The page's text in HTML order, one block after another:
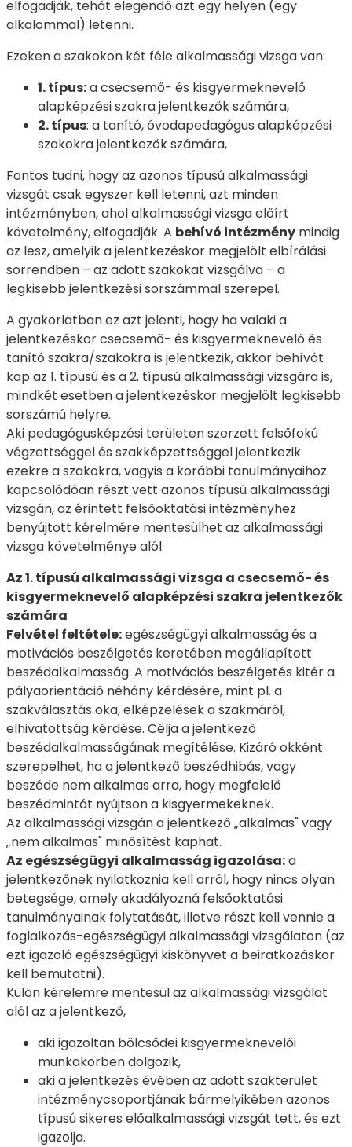
elfogadják, tehát elegendő azt egy helyen (egy
alkalommal) letenni.
Ezeken a szakokon két féle alkalmassági vizsga van:
1. típus:a csecsemő- és kisgyermeknevelő
alapképzési szakra jelentkezők számára,
2. típus: a tanító, óvodapedagógus alapképzési
szakokra jelentkezők számára,
Fontos tudni, hogy az azonos típusú alkalmassági
vizsgát csak egyszer kell letenni, azt minden
intézményben, ahol alkalmassági vizsga előírt
követelmény, elfogadják. A behívó intézmény mindig
az lesz, amelyik a jelentkezéskor megjelölt elbírálási
sorrendben – az adott szakokat vizsgálva – a
legkisebb jelentkezési sorszámmal szerepel.
A gyakorlatban ez azt jelenti, hogy ha valaki a
jelentkezéskor csecsemő- és kisgyermeknevelő és
tanító szakra/szakokra is jelentkezik, akkor behívót
kap az 1. típusú és a 2. típusú alkalmassági vizsgára is,
mindkét esetben a jelentkezéskor megjelölt legkisebb
sorszámú helyre.
Aki pedagógusképzési területen szerzett felsőfokú
végzettséggel és szakképzettséggel jelentkezik
ezekre a szakokra, vagyis a korábbi tanulmányaihoz
kapcsolódóan részt vett azonos típusú alkalmassági
vizsgán, az érintett felsőoktatási intézményhez
benyújtott kérelmére mentesülhet az alkalmassági
vizsga követelménye alól.
Az 1. típusú alkalmassági vizsga a csecsemő- és
kisgyermeknevelő alapképzési szakra jelentkezők
számára
Felvétel feltétele:egészségügyi alkalmasság és a
motivációs beszélgetés keretében megállapított
beszédalkalmasság. A motivációs beszélgetés kitér a
pályaorientáció néhány kérdésére, mint pl. a
szakválasztás oka, elképzelések a szakmáról,
elhivatottság kérdése. Célja a jelentkező
beszédalkalmasságának megítélése. Kizáró okként
szerepelhet, ha a jelentkező beszédhibás, vagy
beszéde nem alkalmas arra, hogy megfelelő
beszédmintát nyújtson a kisgyermekeknek.
Az alkalmassági vizsgán a jelentkező „alkalmas" vagy
„nem alkalmas" minősítést kaphat.
Az egészségügyi alkalmasság igazolása:a
jelentkezőnek nyilatkoznia kell arról, hogy nincs olyan
betegsége, amely akadályozná felsőoktatási
tanulmányainak folytatását, illetve részt kell vennie a
foglalkozás-egészségügyi alkalmassági vizsgálaton (az
ezt igazoló egészségügyi kiskönyvet a beiratkozáskor
kell bemutatni).
Külön kérelemre mentesül az alkalmassági vizsgálat
alól az a jelentkező,
aki igazoltan bölcsődei kisgyermeknevelői
munkakörben dolgozik,
aki a jelentkezés évében az adott szakterület
intézménycsoportjának bármelyikében azonos
típusú sikeres előalkalmassági vizsgát tett, és ezt
igazolja.